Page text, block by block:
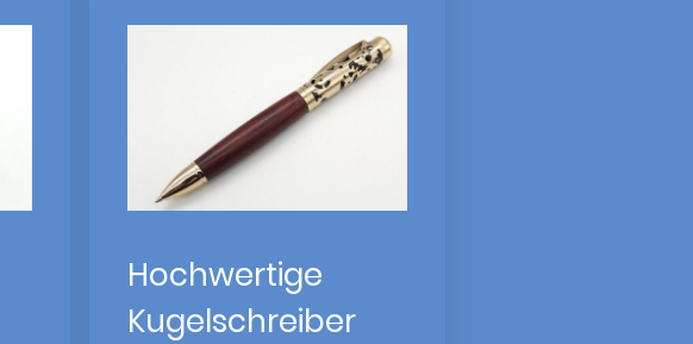
Hochwertige
Kugelschreiber